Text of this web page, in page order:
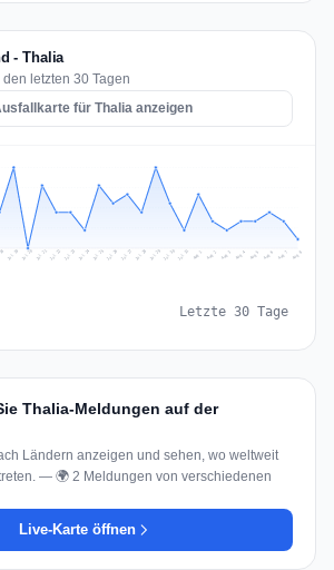
- Thalia
letzten 30 Tagen
für Thalia anzeigen
Jul 19 Jul 20 Jul 21 Jul 22 Jul 23 Jul 24 Jul 25 Jul 26 Jul 27 Jul 28 Jul 29 Jul 30 Jul 31 Aug 1 Aug 2 Aug 3 Aug 4 Aug 5 Aug 6 Aug 7 Aug 8
Letzte 30 Tage
Thalia-Meldungen auf der
Ländern anzeigen und sehen, wo weltweit
— 🌍 2 Meldungen von verschiedenen
Live-Karte öffnen